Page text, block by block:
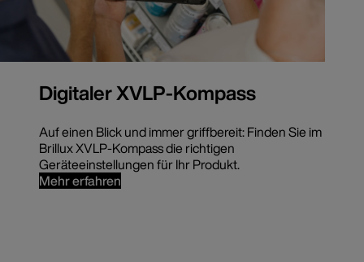
Digitaler XVLP-Kompass
Auf einen Blick und immer griffbereit: Finden Sie im
Brillux XVLP-Kompass die richtigen
Geräteeinstellungen für Ihr Produkt.
Mehr erfahren